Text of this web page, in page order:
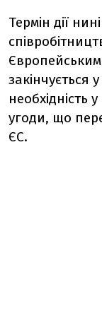
Термін дії
закінчується
необхідність
угоди, що
ЄС.